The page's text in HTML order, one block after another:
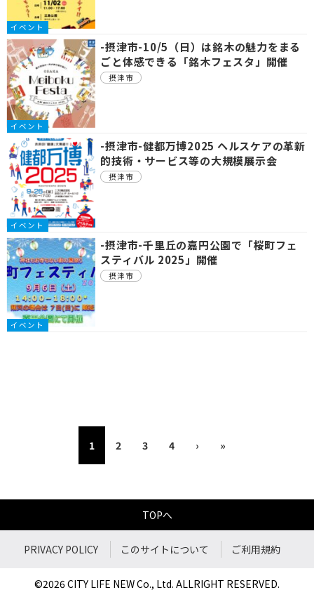
イベント
イベント
-摂津市-10/5（日）は銘木の魅力をまる
ごと体感できる「銘木フェスタ」開催
摂津市
イベント
-摂津市-健都万博2025 ヘルスケアの革新
的技術・サービス等の大規模展示会
摂津市
イベント
-摂津市-千里丘の嘉円公園で「桜町フェ
スティバル 2025」開催
摂津市
1 2 3 4 › »
TOPへ
PRIVACY POLICY このサイトについて ご利用規約
©2026 CITY LIFE NEW Co., Ltd. ALLRIGHT RESERVED.